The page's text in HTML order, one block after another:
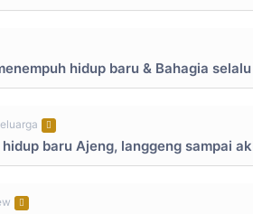
hidup baru & Bahagia
baru Ajeng, langgeng sampai